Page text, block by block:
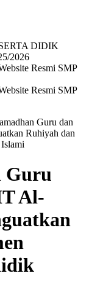
DIDIK
2026
Resmi SMP
Resmi SMP
Guru dan
Ruhiyah dan
Guru
Al-